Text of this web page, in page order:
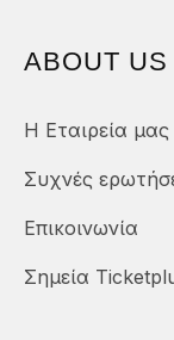
ABOUT US
Η Εταιρεία μας
Συχνές
Επικοινωνία
Σημεία